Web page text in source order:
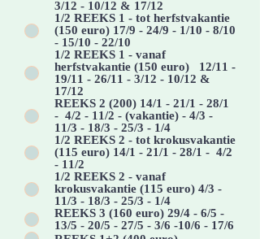
3/12 - 10/12 & 17/12
1/2 REEKS 1 - tot herfstvakantie
(150 euro) 17/9 - 24/9 - 1/10 - 8/10
- 15/10 - 22/10
1/2 REEKS 1 - vanaf
herfstvakantie (150 euro) 12/11 -
19/11 - 26/11 - 3/12 - 10/12 &
17/12
REEKS 2 (200) 14/1 - 21/1 - 28/1
- 4/2 - 11/2 - (vakantie) - 4/3 -
11/3 - 18/3 - 25/3 - 1/4
1/2 REEKS 2 - tot krokusvakantie
(115 euro) 14/1 - 21/1 - 28/1 - 4/2
- 11/2
1/2 REEKS 2 - vanaf
krokusvakantie (115 euro) 4/3 -
11/3 - 18/3 - 25/3 - 1/4
REEKS 3 (160 euro) 29/4 - 6/5 -
13/5 - 20/5 - 27/5 - 3/6 -10/6 - 17/6